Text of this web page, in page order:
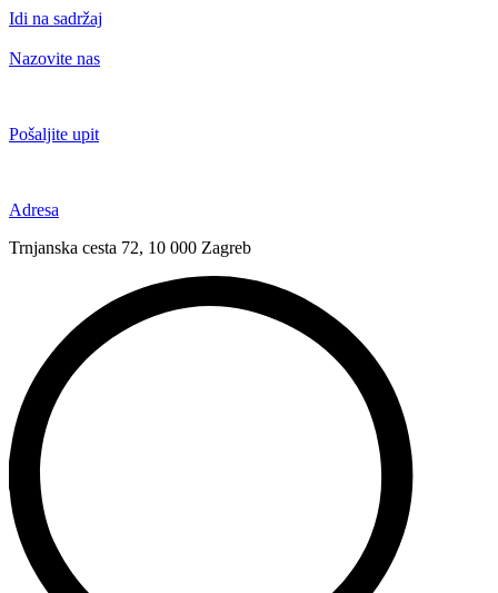
Idi na sadržaj
Nazovite nas
Pošaljite upit
Adresa
Trnjanska cesta 72, 10 000 Zagreb